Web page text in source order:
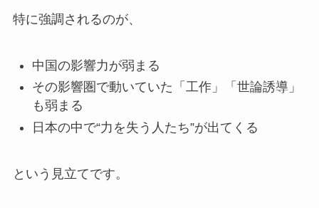
特に強調されるのが、
中国の影響力が弱まる
その影響圏で動いていた「工作」「世論誘導」
も弱まる
日本の中で“力を失う人たち”が出てくる
という見立てです。